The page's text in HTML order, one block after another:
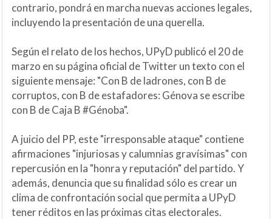
contrario, pondrá en marcha nuevas acciones legales,
incluyendo la presentación de una querella.
Según el relato de los hechos, UPyD publicó el 20 de
marzo en su página oficial de Twitter un texto con el
siguiente mensaje: "Con B de ladrones, con B de
corruptos, con B de estafadores: Génova se escribe
con B de Caja B #Génoba".
A juicio del PP, este "irresponsable ataque" contiene
afirmaciones "injuriosas y calumnias gravísimas" con
repercusión en la "honra y reputación" del partido. Y
además, denuncia que su finalidad sólo es crear un
clima de confrontación social que permita a UPyD
tener réditos en las próximas citas electorales.